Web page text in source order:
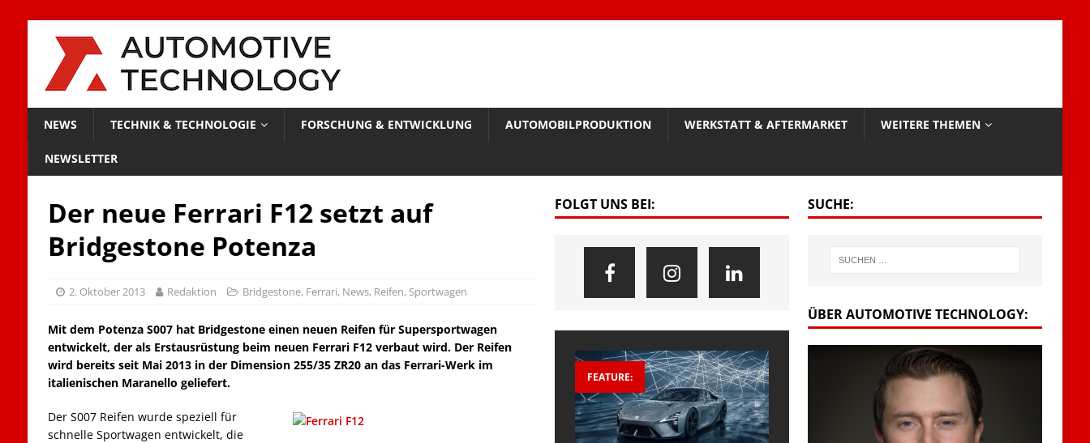
NEWS TECHNIK & TECHNOLOGIE FORSCHUNG & ENTWICKLUNG AUTOMOBILPRODUKTION WERKSTATT & AFTERMARKET WEITERE THEMEN
NEWSLETTER
Der neue Ferrari F12 setzt auf
Bridgestone Potenza
2. Oktober 2013 Redaktion Bridgestone, Ferrari, News, Reifen, Sportwagen
Mit dem Potenza S007 hat Bridgestone einen neuen Reifen für Supersportwagen
entwickelt, der als Erstausrüstung beim neuen Ferrari F12 verbaut wird. Der Reifen
wird bereits seit Mai 2013 in der Dimension 255/35 ZR20 an das Ferrari-Werk im
italienischen Maranello geliefert.
Der S007 Reifen wurde speziell für
schnelle Sportwagen entwickelt, die
FOLGT UNS BEI:
FEATURE:
SUCHE:
ÜBER AUTOMOTIVE TECHNOLOGY: